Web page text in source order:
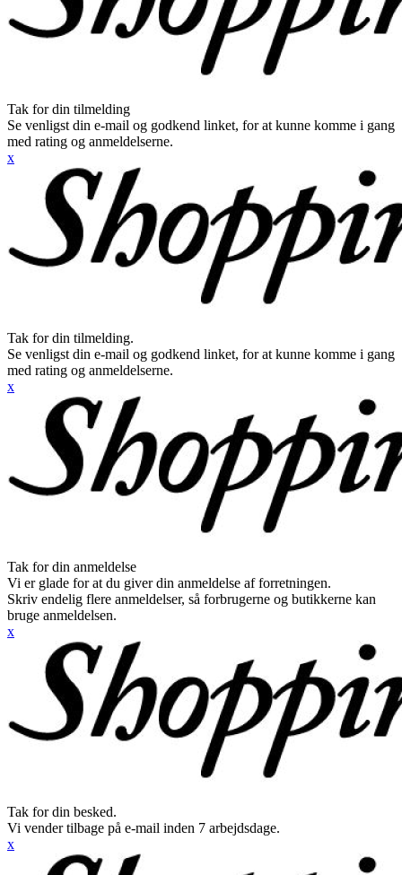
Tak for din tilmelding
Se venligst din e-mail og godkend linket, for at kunne komme i gang
med rating og anmeldelserne.
x
Tak for din tilmelding.
Se venligst din e-mail og godkend linket, for at kunne komme i gang
med rating og anmeldelserne.
x
Tak for din anmeldelse
Vi er glade for at du giver din anmeldelse af forretningen.
Skriv endelig flere anmeldelser, så forbrugerne og butikkerne kan
bruge anmeldelsen.
x
Tak for din besked.
Vi vender tilbage på e-mail inden 7 arbejdsdage.
x